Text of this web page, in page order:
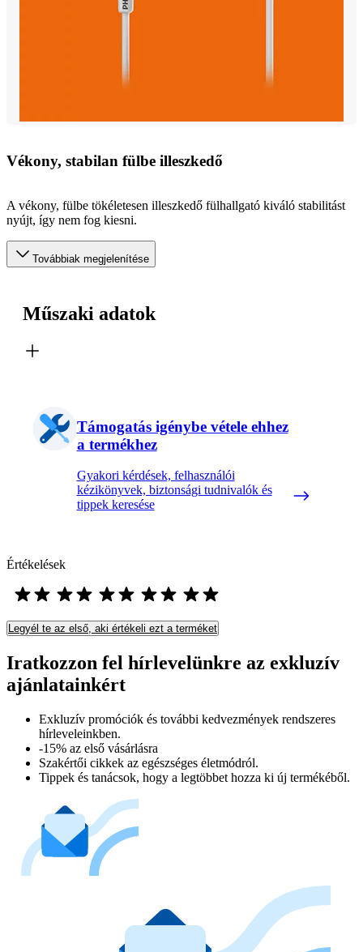
Vékony, stabilan fülbe illeszkedő
A vékony, fülbe tökéletesen illeszkedő fülhallgató kiváló stabilitást
nyújt, így nem fog kiesni.
Továbbiak megjelenítése
Műszaki adatok
Támogatás igénybe vétele ehhez
a termékhez
Gyakori kérdések, felhasználói
kézikönyvek, biztonsági tudnivalók és
tippek keresése
Értékelések
Legyél te az első, aki értékeli ezt a terméket
Iratkozzon fel hírlevelünkre az exkluzív
ajánlatainkért​
Exkluzív promóciók és további kedvezmények rendszeres
hírleveleinkben.
-15% az első vásárlásra
Szakértői cikkek az egészséges életmódról.
Tippek és tanácsok, hogy a legtöbbet hozza ki új termékéből.